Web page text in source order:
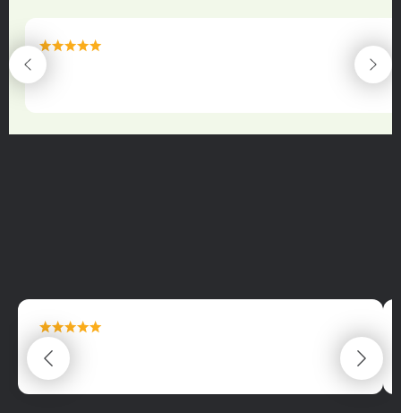
maximální spokojenost
22.06.2025
maximální spokojenost
22.06.2025